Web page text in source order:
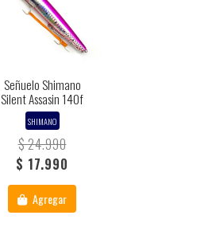
Señuelo Shimano
Silent Assasin 140f
SHIMANO
$ 24.990
$ 17.990
Agregar